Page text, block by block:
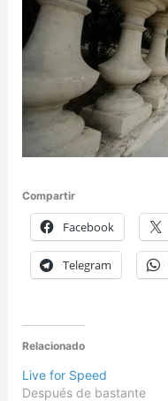
Compartir
Facebook
Telegram
Relacionado
Live for Speed
Después de bastante